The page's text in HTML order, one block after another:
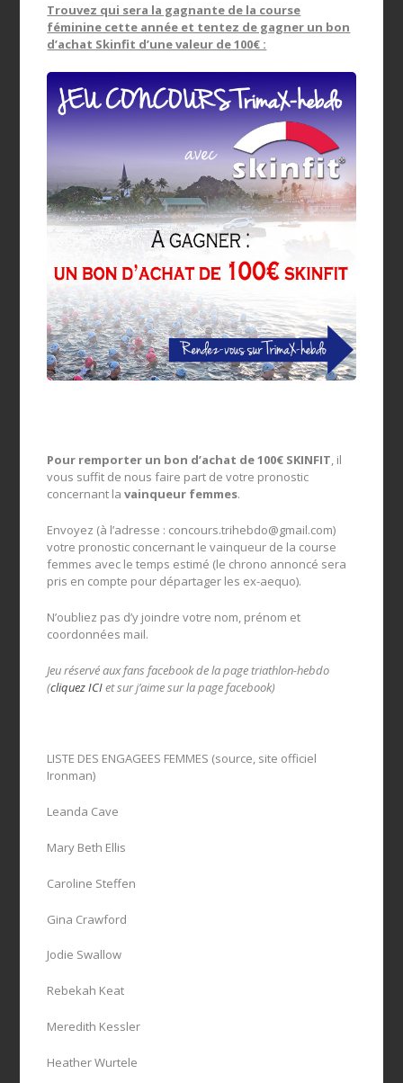
Trouvez qui sera la gagnante de la course
féminine cette année et tentez de gagner un bon
d’achat Skinfit d’une valeur de 100€ :
Pour remporter un bon d’achat de 100€ SKINFIT, il
vous suffit de nous faire part de votre pronostic
concernant lavainqueur femmes.
Envoyez (à l’adresse : concours.trihebdo@gmail.com)
votre pronostic concernant le vainqueur de la course
femmes avec le temps estimé (le chrono annoncé sera
pris en compte pour départager les ex-aequo).
N’oubliez pas d’y joindre votre nom, prénom et
coordonnées mail.
Jeu réservé aux fans facebook de la page triathlon-hebdo
(cliquez ICIet sur j’aime sur la page facebook)
LISTE DES ENGAGEES FEMMES (source, site officiel
Ironman)
Leanda Cave
Mary Beth Ellis
Caroline Steffen
Gina Crawford
Jodie Swallow
Rebekah Keat
Meredith Kessler
Heather Wurtele